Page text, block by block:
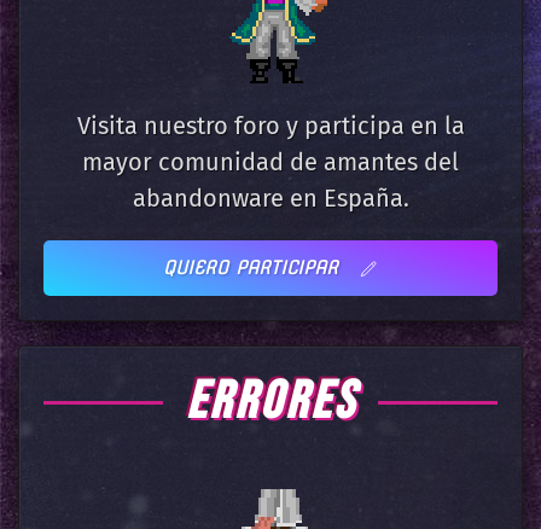
Visita nuestro foro y participa en la
mayor comunidad de amantes del
abandonware en España.
QUIERO PARTICIPAR
ERRORES